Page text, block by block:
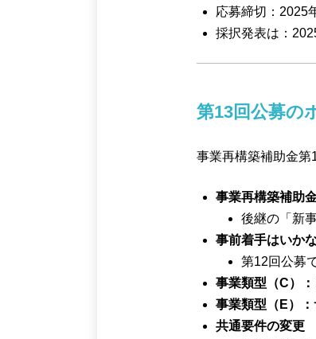
応募締切：2025
採択発表は：
第13回公募の
事業再構築補助金
事業再構築補助
後継の「新
事前着手はいか
第12回公募
事業類型（C）
事業類型（E）
共通要件の変更